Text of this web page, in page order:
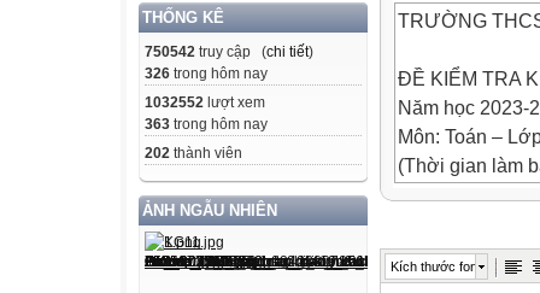
THỐNG KÊ
750542 truy cập (chi tiết)
326 trong hôm nay
1032552 lượt xem
363 trong hôm nay
202 thành viên
ẢNH NGẪU NHIÊN
TRƯỜNG
ĐỀ KIỂM TRA
Năm học 2023-
Môn: Toán –
(Thời gian làm
Bài 1 (2 điểm):
a)
Kích thước font